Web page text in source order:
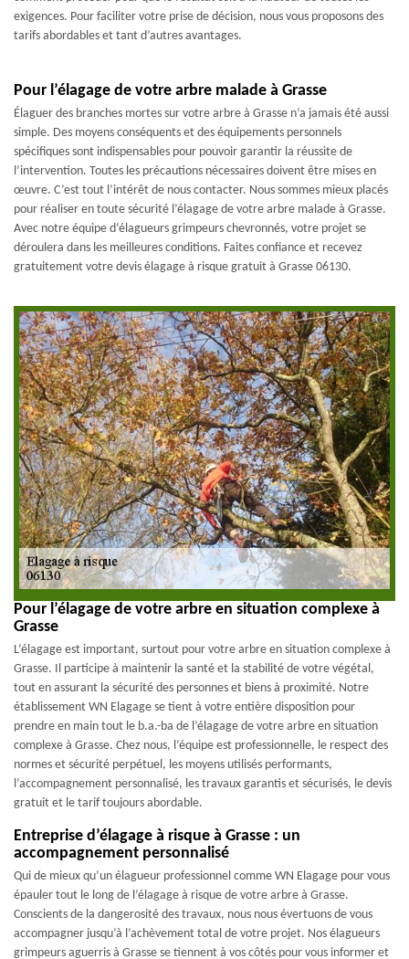
exigences. Pour faciliter votre prise de décision, nous vous proposons des
tarifs abordables et tant d’autres avantages.
Pour l’élagage de votre arbre malade à Grasse
Élaguer des branches mortes sur votre arbre à Grasse n’a jamais été aussi
simple. Des moyens conséquents et des équipements personnels
spécifiques sont indispensables pour pouvoir garantir la réussite de
l’intervention. Toutes les précautions nécessaires doivent être mises en
œuvre. C’est tout l’intérêt de nous contacter. Nous sommes mieux placés
pour réaliser en toute sécurité l’élagage de votre arbre malade à Grasse.
Avec notre équipe d’élagueurs grimpeurs chevronnés, votre projet se
déroulera dans les meilleures conditions. Faites confiance et recevez
gratuitement votre devis élagage à risque gratuit à Grasse 06130.
Pour l’élagage de votre arbre en situation complexe à
Grasse
L’élagage est important, surtout pour votre arbre en situation complexe à
Grasse. Il participe à maintenir la santé et la stabilité de votre végétal,
tout en assurant la sécurité des personnes et biens à proximité. Notre
établissement WN Elagage se tient à votre entière disposition pour
prendre en main tout le b.a.-ba de l’élagage de votre arbre en situation
complexe à Grasse. Chez nous, l’équipe est professionnelle, le respect des
normes et sécurité perpétuel, les moyens utilisés performants,
l’accompagnement personnalisé, les travaux garantis et sécurisés, le devis
gratuit et le tarif toujours abordable.
Entreprise d’élagage à risque à Grasse : un
accompagnement personnalisé
Qui de mieux qu’un élagueur professionnel comme WN Elagage pour vous
épauler tout le long de l’élagage à risque de votre arbre à Grasse.
Conscients de la dangerosité des travaux, nous nous évertuons de vous
accompagner jusqu’à l’achèvement total de votre projet. Nos élagueurs
grimpeurs aguerris à Grasse se tiennent à vos côtés pour vous informer et